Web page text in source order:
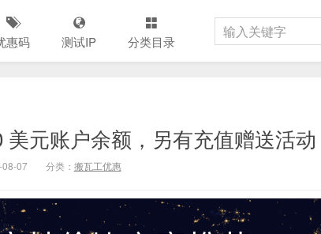
惠码 测试IP 分类目录
元账户余额，另有充值赠送活动
08-07 分类： 搬瓦工优惠